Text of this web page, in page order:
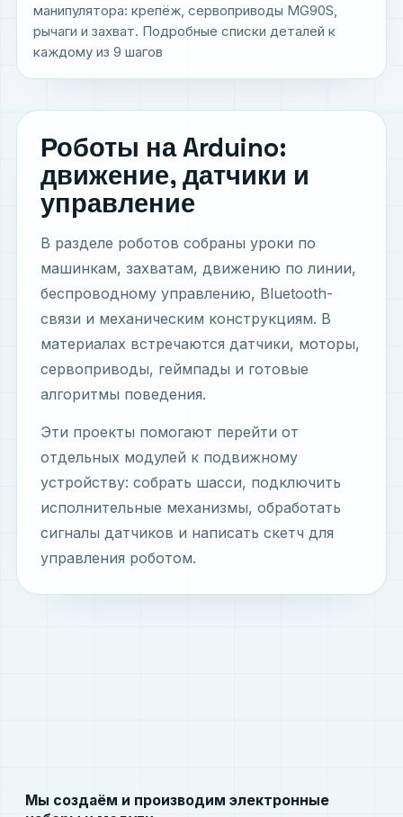
манипулятора: крепёж, сервоприводы MG90S,
рычаги и захват. Подробные списки деталей к
каждому из 9 шагов
Роботы на Arduino:
движение, датчики и
управление
В разделе роботов собраны уроки по
машинкам, захватам, движению по линии,
беспроводному управлению, Bluetooth-
связи и механическим конструкциям. В
материалах встречаются датчики, моторы,
сервоприводы, геймпады и готовые
алгоритмы поведения.
Эти проекты помогают перейти от
отдельных модулей к подвижному
устройству: собрать шасси, подключить
исполнительные механизмы, обработать
сигналы датчиков и написать скетч для
управления роботом.
Мы создаём и производим электронные